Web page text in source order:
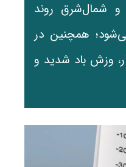
شمال‌شرق روند
همچنین در
وزش باد شدید و